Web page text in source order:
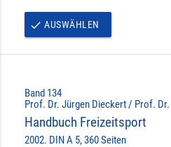
done AUSWÄHLEN
Band 134
Prof. Dr. Jürgen Dieckert / Prof.
Handbuch Freizeitsport
2002. DIN A 5, 360 Seiten